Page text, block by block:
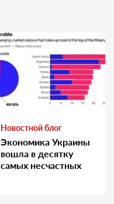
Новостной блог
Экономика Украины
вошла в десятку
самых несчастных